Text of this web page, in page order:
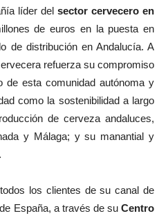
líder del sector cervecero en
de euros en la puesta en
de distribución en Andalucía. A
refuerza su compromiso
de esta comunidad autónoma y
como la sostenibilidad a largo
de cerveza andaluces,
y Málaga; y su manantial y
los clientes de su canal de
España, a través de su Centro